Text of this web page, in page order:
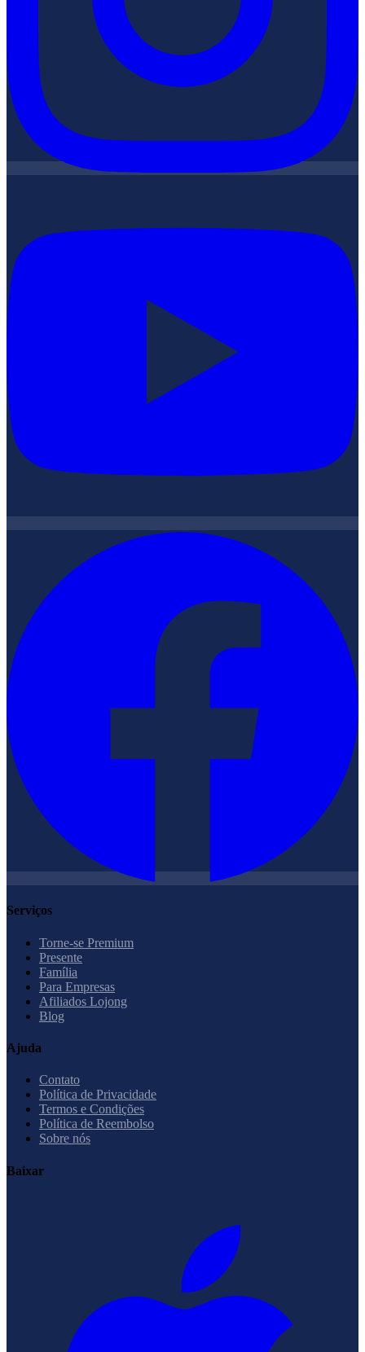
Serviços
Torne-se Premium
Presente
Família
Para Empresas
Afiliados Lojong
Blog
Ajuda
Contato
Política de Privacidade
Termos e Condições
Política de Reembolso
Sobre nós
Baixar